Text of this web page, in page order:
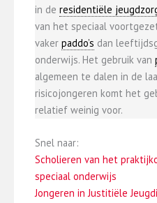
in de residentiële
van het speciaal
vaker paddo’s dan
onderwijs. Het gebruik van
algemeen te dalen in de
risicojongeren komt het
relatief weinig voor.
Snel naar:
Scholieren van het
speciaal onderwijs
Jongeren in Justitiële